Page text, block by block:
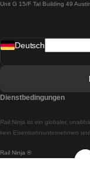
Unit G 15/F Tal Building 49
Rail Ninja ®
Rail.Ninja ist ein globaler,
kein Eisenbahnunternehmen
Deutsch
Dienstbedingungen